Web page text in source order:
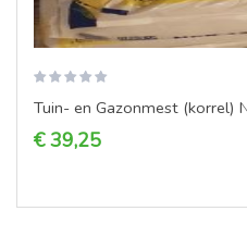
Tuin- en Gazonmest (korrel)
€ 39,25